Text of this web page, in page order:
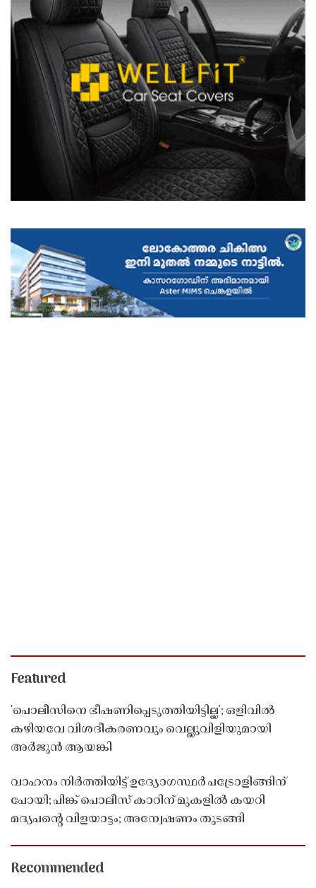
Featured
'പൊലീസിനെ ഭീഷണിപ്പെടുത്തിയിട്ടില്ല'; ഒളിവിൽ
കഴിയവേ വിശദീകരണവും വെല്ലുവിളിയുമായി
അർജുൻ ആയങ്കി
വാഹനം നിർത്തിയിട്ട് ഉദ്യോഗസ്ഥർ പട്രോളിങ്ങിന്
പോയി; പിങ്ക് പൊലീസ് കാറിന് മുകളിൽ കയറി
മദ്യപൻ്റെ വിളയാട്ടം; അന്വേഷണം തുടങ്ങി
Recommended